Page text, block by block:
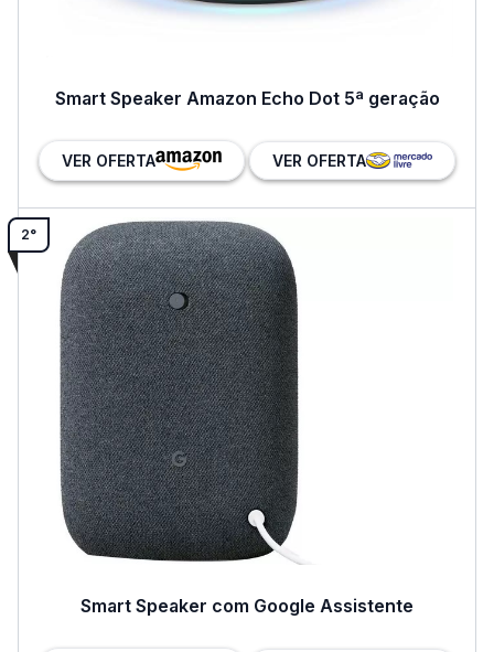
Smart Speaker Amazon Echo Dot 5ª geração
VER OFERTA VER OFERTA
2°
Smart Speaker com Google Assistente